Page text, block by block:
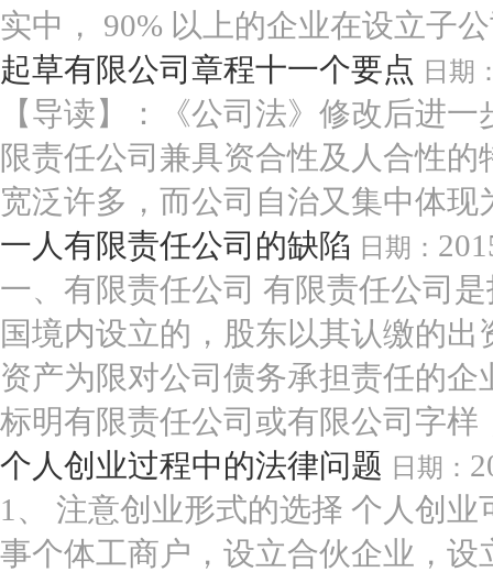
实中， 90% 以上的企业在设立子
起草有限公司章程十一个要点 日期
【导读】：《公司法》修改后进
限责任公司兼具资合性及人合性
宽泛许多，而公司自治又集中体
一人有限责任公司的缺陷 日期：
一、有限责任公司 有限责任公司
国境内设立的，股东以其认缴的
资产为限对公司债务承担责任的
标明有限责任公司或有限公司字样
个人创业过程中的法律问题 日期：
1、 注意创业形式的选择 个人创
事个体工商户，设立合伙企业，